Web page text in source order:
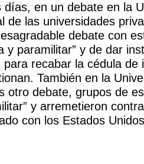
días, en un debate en la
de las universidades
debate con
y paramilitar” y de dar
recabar la cédula de
También en la
otro debate, grupos de
y arremetieron
con los Estados